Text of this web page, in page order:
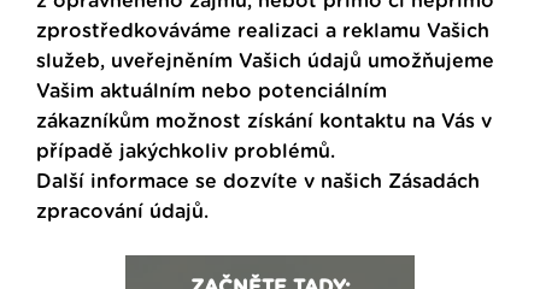
zprostředkováváme realizaci a reklamu Vašich
služeb, uveřejněním Vašich údajů umožňujeme
Vašim aktuálním nebo potenciálním
zákazníkům možnost získání kontaktu na Vás v
případě jakýchkoliv problémů.
Další informace se dozvíte v našich Zásadách
zpracování údajů.